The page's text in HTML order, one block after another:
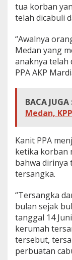
tua korban
telah dicabuli
“Awalnya
Medan yang
anaknya telah
PPA AKP
BACA JUGA
Medan,
Kanit PPA
ketika korban
bahwa dirinya
tersangka.
“Tersangka
bulan sejak
tanggal 14
kerumah
tersebut,
perbuatan